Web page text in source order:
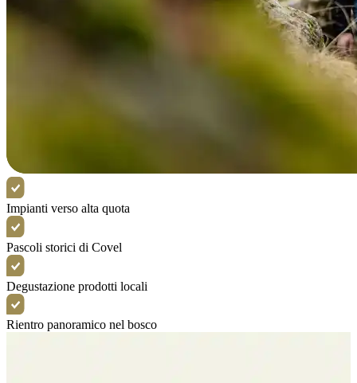
Impianti verso alta quota
Pascoli storici di Covel
Degustazione prodotti locali
Rientro panoramico nel bosco